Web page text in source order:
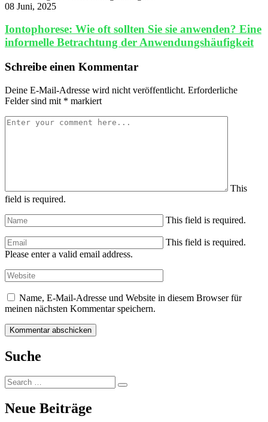
08 Juni, 2025
Iontophorese: Wie oft sollten Sie sie anwenden? Eine
informelle Betrachtung der Anwendungshäufigkeit
Schreibe einen Kommentar
Deine E-Mail-Adresse wird nicht veröffentlicht. Erforderliche
Felder sind mit * markiert
This
field is required.
This field is required.
This field is required.
Please enter a valid email address.
Name, E-Mail-Adresse und Website in diesem Browser für
meinen nächsten Kommentar speichern.
Suche
Search
for:
Search
Neue Beiträge